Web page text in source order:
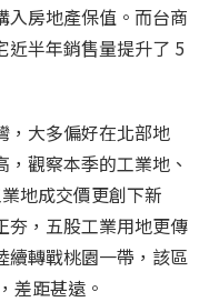
入房地產保值。而台商
近半年銷售量提升了 5
，大多偏好在北部地
觀察本季的工業地、
地成交價更創下新
夯，五股工業用地更傳
續轉戰桃園一帶，該區
差距甚遠。